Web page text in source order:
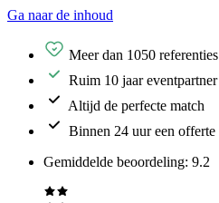
Ga naar de inhoud
Meer dan 1050 referenties
Ruim 10 jaar eventpartner
Altijd de perfecte match
Binnen 24 uur een offerte
Gemiddelde beoordeling: 9.2